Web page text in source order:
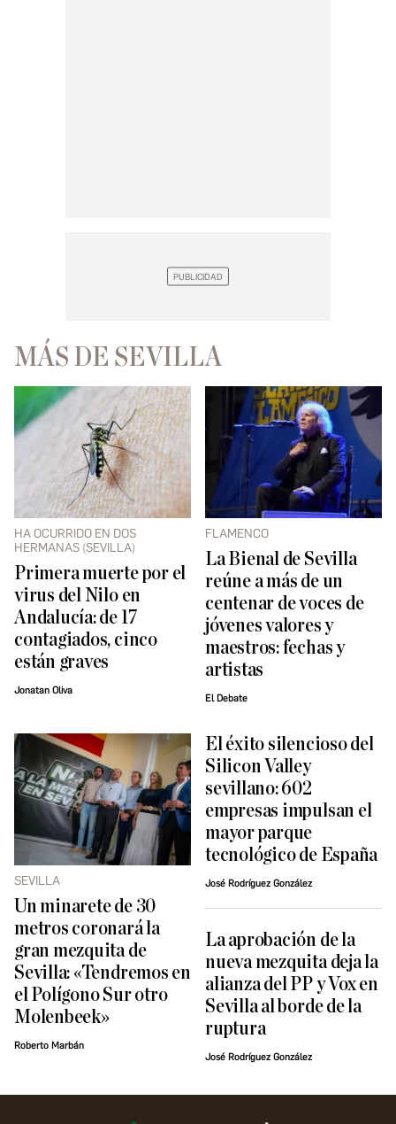
MÁS DE SEVILLA
HA OCURRIDO EN DOS
HERMANAS (SEVILLA)
Primera muerte por el
virus del Nilo en
Andalucía: de 17
contagiados, cinco
están graves
Jonatan Oliva
FLAMENCO
La Bienal de Sevilla
reúne a más de un
centenar de voces de
jóvenes valores y
maestros: fechas y
artistas
El Debate
SEVILLA
Un minarete de 30
metros coronará la
gran mezquita de
Sevilla: «Tendremos en
el Polígono Sur otro
Molenbeek»
Roberto Marbán
El éxito silencioso del
Silicon Valley
sevillano: 602
empresas impulsan el
mayor parque
tecnológico de España
José Rodríguez González
La aprobación de la
nueva mezquita deja la
alianza del PP y Vox en
Sevilla al borde de la
ruptura
José Rodríguez González